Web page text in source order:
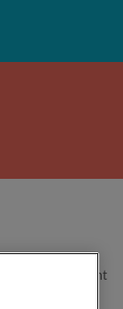
les accompagnant